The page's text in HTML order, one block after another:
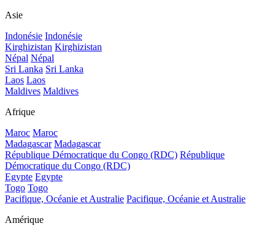
Asie
Indonésie Indonésie
Kirghizistan Kirghizistan
Népal Népal
Sri Lanka Sri Lanka
Laos Laos
Maldives Maldives
Afrique
Maroc Maroc
Madagascar Madagascar
République Démocratique du Congo (RDC) République
Démocratique du Congo (RDC)
Egypte Egypte
Togo Togo
Pacifique, Océanie et Australie Pacifique, Océanie et Australie
Amérique